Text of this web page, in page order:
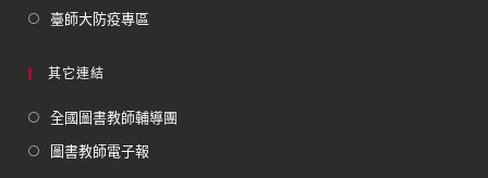
臺師大防疫專區
其它連結
全國圖書教師輔導團
圖書教師電子報